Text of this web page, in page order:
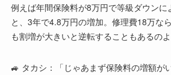
例えば年間保険料が8万円で等級ダウンに
と、3年で4.8万円の増加。修理費18万な
も割増が大きいと逆転することもあるのよ
🚙 タカシ：「じゃあまず保険料の増額が